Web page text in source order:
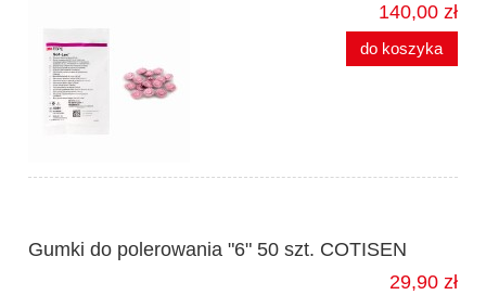
140,00 zł
do koszyka
Gumki do polerowania "6" 50 szt. COTISEN
29,90 zł